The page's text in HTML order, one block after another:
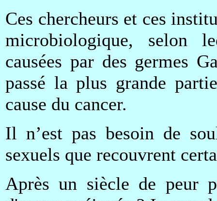
Ces chercheurs et ces
microbiologique, selon
causées par des germes
passé la plus grande
cause du cancer.
Il n’est pas besoin de
sexuels que recouvrent
Après un siècle de peur